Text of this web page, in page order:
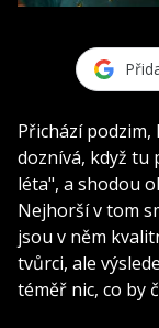
Přichází
doznívá, když tu
léta", a shodou
Nejhorší v tom
jsou v něm
tvůrci, ale
téměř nic, co by